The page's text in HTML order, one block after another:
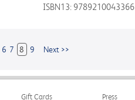
ISBN13: 9789210043366
6 7 8 9 Next >>
Gift Cards Press